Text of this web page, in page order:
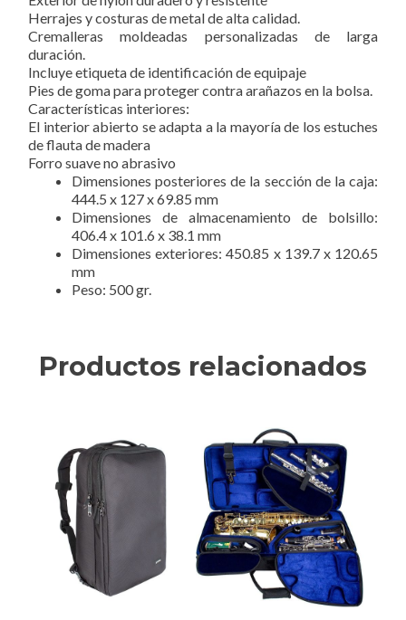
Herrajes y costuras de metal de alta calidad.
Cremalleras moldeadas personalizadas de larga
duración.
Incluye etiqueta de identificación de equipaje
Pies de goma para proteger contra arañazos en la bolsa.
Características interiores:
El interior abierto se adapta a la mayoría de los estuches
de flauta de madera
Forro suave no abrasivo
Dimensiones posteriores de la sección de la caja:
444.5 x 127 x 69.85 mm
Dimensiones de almacenamiento de bolsillo:
406.4 x 101.6 x 38.1 mm
Dimensiones exteriores: 450.85 x 139.7 x 120.65
mm
Peso: 500 gr.
Productos relacionados